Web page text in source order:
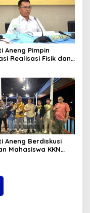
Aneng Pimpin
Realisasi Fisik dan
Aneng Berdiskusi
Mahasiswa KKN